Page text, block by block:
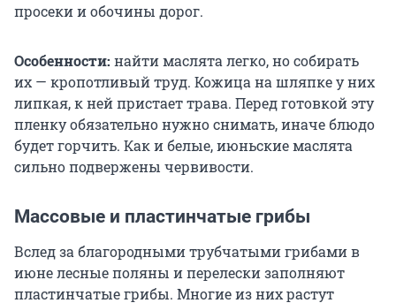
просеки и обочины дорог.
Особенности: найти маслята легко, но собирать
их — кропотливый труд. Кожица на шляпке у них
липкая, к ней пристает трава. Перед готовкой эту
пленку обязательно нужно снимать, иначе блюдо
будет горчить. Как и белые, июньские маслята
сильно подвержены червивости.
Массовые и пластинчатые грибы
Вслед за благородными трубчатыми грибами в
июне лесные поляны и перелески заполняют
пластинчатые грибы. Многие из них растут